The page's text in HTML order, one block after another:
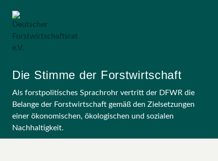
Die Stimme der Forstwirtschaft
Als forstpolitisches Sprachrohr vertritt der DFWR die
Belange der Forstwirtschaft gemäß den Zielsetzungen
einer ökonomischen, ökologischen und sozialen
Nachhaltigkeit.